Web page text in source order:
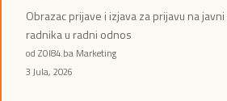
Obrazac prijave i izjava za prijavu na
radnika u radni odnos
od ZOI84.ba Marketing
3 Jula, 2026